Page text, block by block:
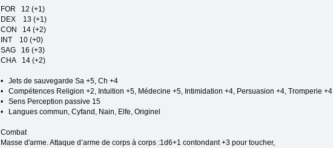
FOR 12 (+1)
DEX 13 (+1)
CON 14 (+2)
INT 10 (+0)
SAG 16 (+3)
CHA 14 (+2)
• Jets de sauvegarde Sa +5, Ch +4
• Compétences Religion +2, Intuition +5, Médecine +5, Intimidation +4, Persuasion +4, Tromperie +4
• Sens Perception passive 15
• Langues commun, Cyfand, Nain, Elfe, Originel
Combat
Masse d'arme. Attaque d’arme de corps à corps :1d6+1 contondant +3 pour toucher,